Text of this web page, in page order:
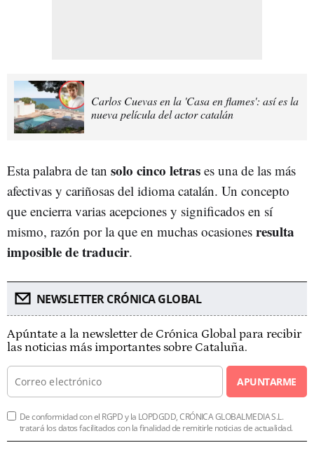
Carlos Cuevas en la 'Casa en flames': así es la
nueva película del actor catalán
Esta palabra de tan solo cinco letras es una de las más
afectivas y cariñosas del idioma catalán. Un concepto
que encierra varias acepciones y significados en sí
mismo, razón por la que en muchas ocasiones resulta
imposible de traducir.
NEWSLETTER CRÓNICA GLOBAL
Apúntate a la newsletter de Crónica Global para recibir
las noticias más importantes sobre Cataluña.
APUNTARME
De conformidad con el RGPD y la LOPDGDD, CRÓNICA GLOBALMEDIA S.L.
tratará los datos facilitados con la finalidad de remitirle noticias de actualidad.